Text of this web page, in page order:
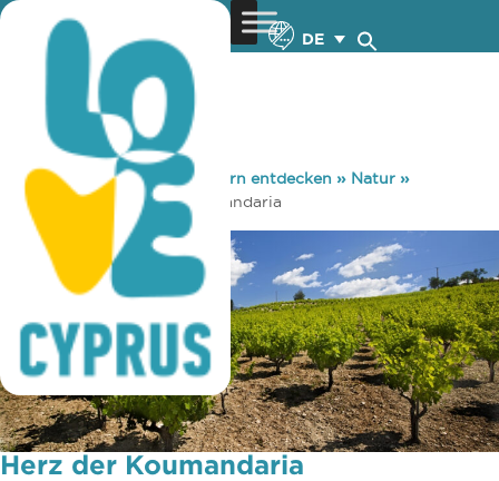
DE
You are here: Home »Zypern entdecken » Natur »
Radsport
Herz der Koumandaria
Herz der Koumandaria